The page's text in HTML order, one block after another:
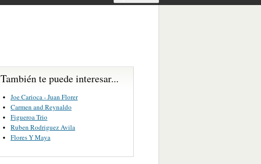
También te puede interesar...
Joe Carioca - Juan Florer
Carmen and Reynaldo
Figueroa Trio
Ruben Rodriguez Avila
Flores Y Maya